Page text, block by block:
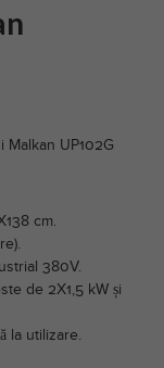
UP102G
cm.
380V.
de 2X1,5 kW și
la utilizare.